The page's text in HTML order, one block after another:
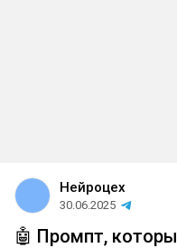
Нейроцех
30.06.2025
🤖 Промпт,